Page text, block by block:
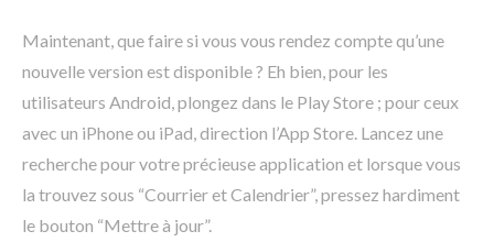
Maintenant, que faire si vous vous rendez compte qu’une
nouvelle version est disponible ? Eh bien, pour les
utilisateurs Android, plongez dans le Play Store ; pour ceux
avec un iPhone ou iPad, direction l’App Store. Lancez une
recherche pour votre précieuse application et lorsque vous
la trouvez sous “Courrier et Calendrier”, pressez hardiment
le bouton “Mettre à jour”.